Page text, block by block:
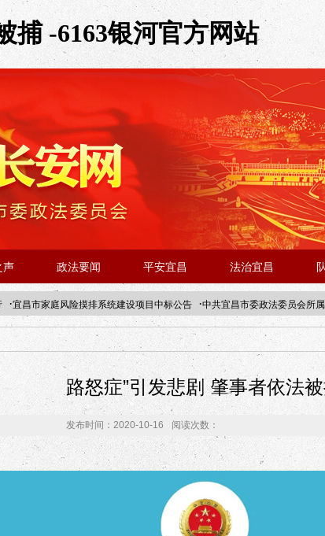
捕 -6163银河官方网站
声 政法要闻 平安宜昌 法治宜昌
·宜昌市家庭风险摸排系统建设项目中标公告 ·中共宜昌市委政法委员会所
进·北京站人民大学入校工作提醒
路怒症”引发悲剧 肇事者依法
发布时间：2020-10-16 阅读次数：